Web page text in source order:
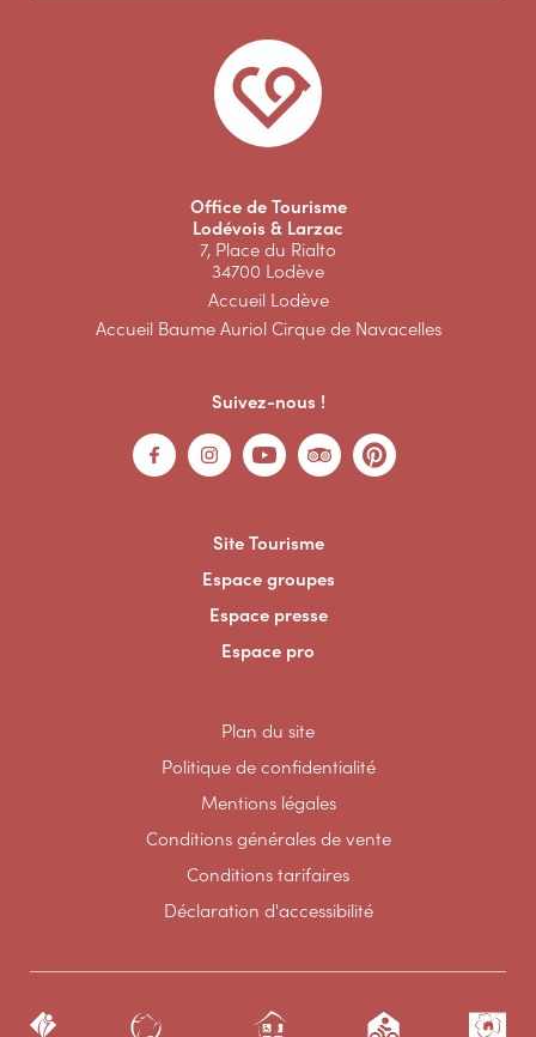
Office de Tourisme
Lodévois & Larzac
7, Place du Rialto
34700 Lodève
Accueil Lodève
Accueil Baume Auriol Cirque de Navacelles
Suivez-nous !
Site Tourisme
Espace groupes
Espace presse
Espace pro
Plan du site
Politique de confidentialité
Mentions légales
Conditions générales de vente
Conditions tarifaires
Déclaration d'accessibilité